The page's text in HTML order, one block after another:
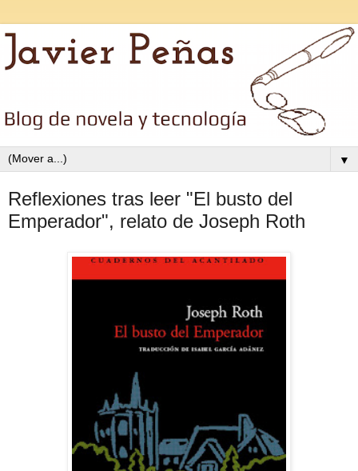
▼
Reflexiones tras leer "El busto del
Emperador", relato de Joseph Roth